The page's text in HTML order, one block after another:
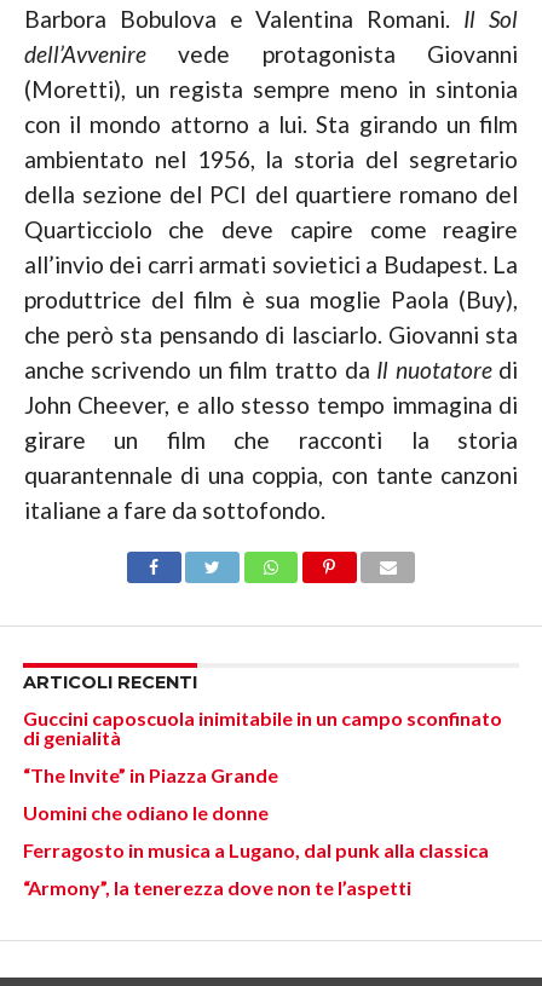
Barbora Bobulova e Valentina Romani. Il Sol
dell’Avvenirevede protagonista Giovanni
(Moretti), un regista sempre meno in sintonia
con il mondo attorno a lui. Sta girando un film
ambientato nel 1956, la storia del segretario
della sezione del PCI del quartiere romano del
Quarticciolo che deve capire come reagire
all’invio dei carri armati sovietici a Budapest. La
produttrice del film è sua moglie Paola (Buy),
che però sta pensando di lasciarlo. Giovanni sta
anche scrivendo un film tratto da Il nuotatoredi
John Cheever, e allo stesso tempo immagina di
girare un film che racconti la storia
quarantennale di una coppia, con tante canzoni
italiane a fare da sottofondo.
ARTICOLI RECENTI
Guccini caposcuola inimitabile in un campo sconfinato
di genialità
“The Invite” in Piazza Grande
Uomini che odiano le donne
Ferragosto in musica a Lugano, dal punk alla classica
“Armony”, la tenerezza dove non te l’aspetti